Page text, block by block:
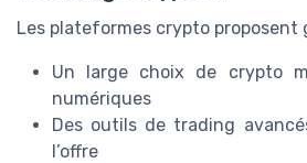
Les plateformes crypto proposent
Un large choix de crypto
numériques
Des outils de trading
l’offre